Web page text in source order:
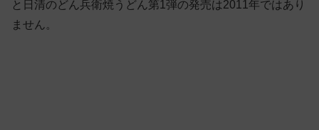
と日清のどん兵衛焼うどん第1弾の発売は2011年ではあり
ません。